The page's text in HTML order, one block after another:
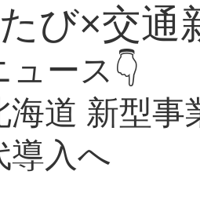
び×交通
ース👇
海道 新型
導入へ